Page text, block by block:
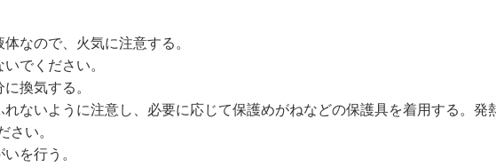
なので、火気に注意する。
でください。
換気する。
ないように注意し、必要に応じて保護めがねなどの保護具を着用する。
さい。
を行う。